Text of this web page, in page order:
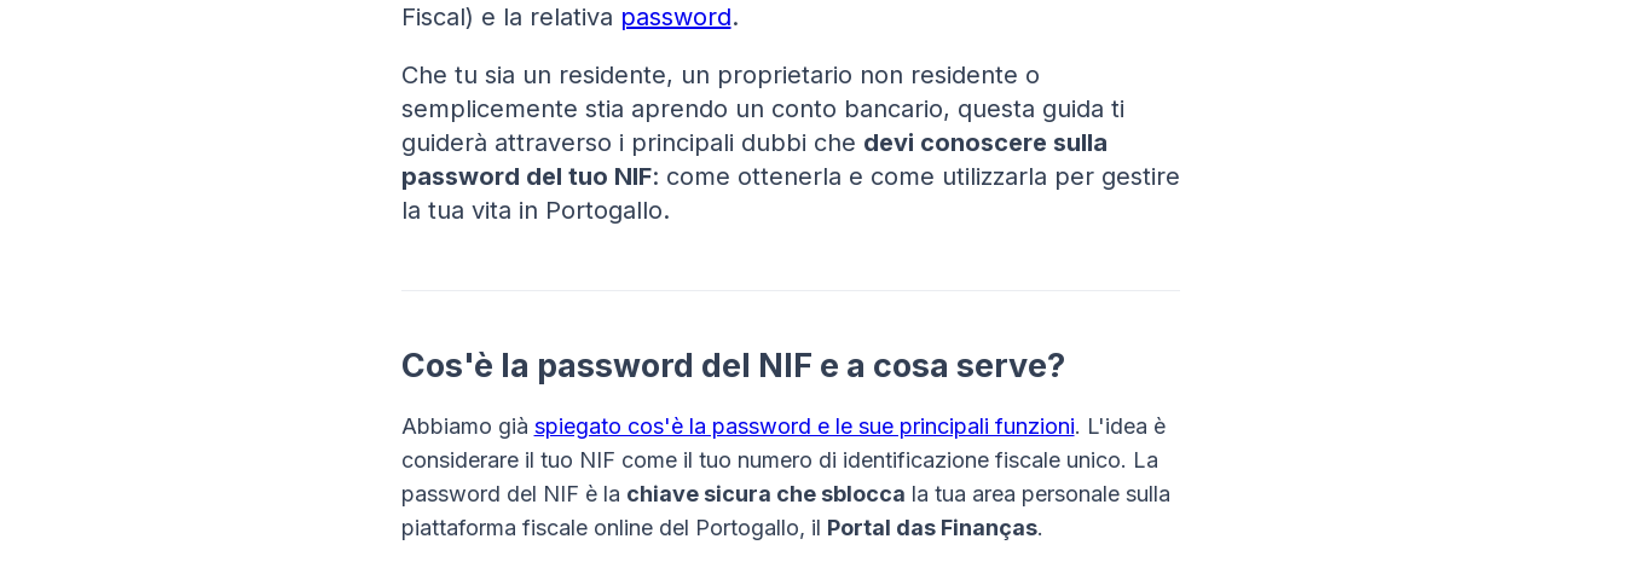
Fiscal) e la relativa password.
Che tu sia un residente, un proprietario non residente o
semplicemente stia aprendo un conto bancario, questa guida ti
guiderà attraverso i principali dubbi che devi conoscere sulla
password del tuo NIF: come ottenerla e come utilizzarla per gestire
la tua vita in Portogallo.
Cos'è la password del NIF e a cosa serve?
Abbiamo già spiegato cos'è la password e le sue principali funzioni. L'idea è
considerare il tuo NIF come il tuo numero di identificazione fiscale unico. La
password del NIF è la chiave sicura che sblocca la tua area personale sulla
piattaforma fiscale online del Portogallo, il Portal das Finanças.